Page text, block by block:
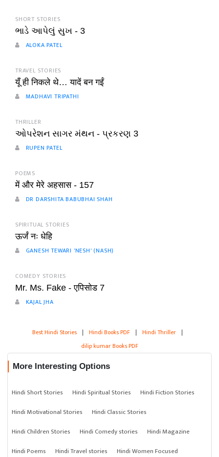
SHORT STORIES
ભાડે આપેલું સુખ - 3
ALOKA PATEL
TRAVEL STORIES
यूँ ही निकले थे… यादें बन गईं
MADHAVI TRIPATHI
THRILLER
ઓપરેશન સાગર મંથન - પ્રકરણ 3
RUPEN PATEL
POEMS
में और मेरे अहसास - 157
DR DARSHITA BABUBHAI SHAH
SPIRITUAL STORIES
ऊर्जं नः धेहि
GANESH TEWARI 'NESH' (NASH)
COMEDY STORIES
Mr. Ms. Fake - एपिसोड 7
KAJAL JHA
Best Hindi Stories | Hindi Books PDF | Hindi Thriller |
dilip kumar Books PDF
More Interesting Options
Hindi Short Stories Hindi Spiritual Stories
Hindi Fiction Stories
Hindi Motivational Stories
Hindi Classic Stories
Hindi Children Stories
Hindi Comedy stories
Hindi Magazine
Hindi Poems
Hindi Travel stories
Hindi Women Focused